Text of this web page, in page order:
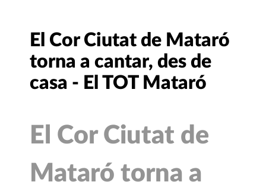
El Cor Ciutat de Mataró
torna a cantar, des de
casa - El TOT Mataró
El Cor Ciutat de
Mataró torna a